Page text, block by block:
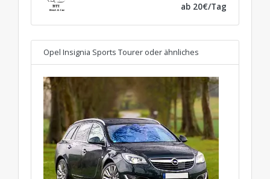
ab 20€/Tag
Opel Insignia Sports Tourer oder ähnliches